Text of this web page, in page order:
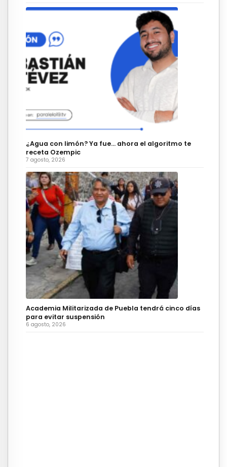
¿Agua con limón? Ya fue… ahora el algoritmo te
receta Ozempic
7 agosto, 2026
Academia Militarizada de Puebla tendrá cinco días
para evitar suspensión
6 agosto, 2026